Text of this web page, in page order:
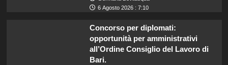
6 Agosto 2026 : 7:10
Concorso per diplomati:
opportunità per amministrativi
all’Ordine Consiglio del Lavoro di
Bari.